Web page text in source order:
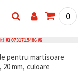
0
0731715486
pentru martisoare
mm, culoare